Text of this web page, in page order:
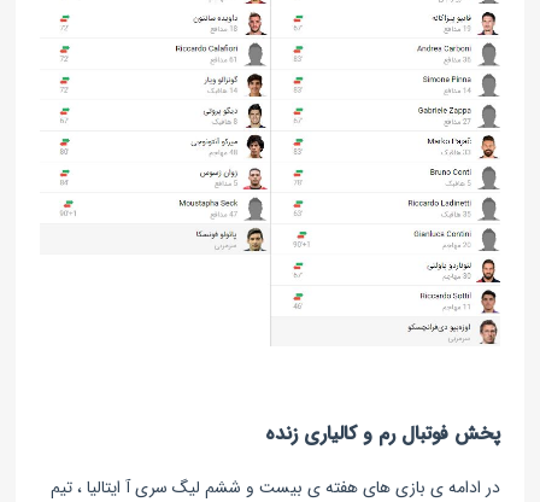
پخش فوتبال رم و کالیاری زنده
در ادامه ی بازی های هفته ی بیست و ششم لیگ سری آ ایتالیا ، تیم